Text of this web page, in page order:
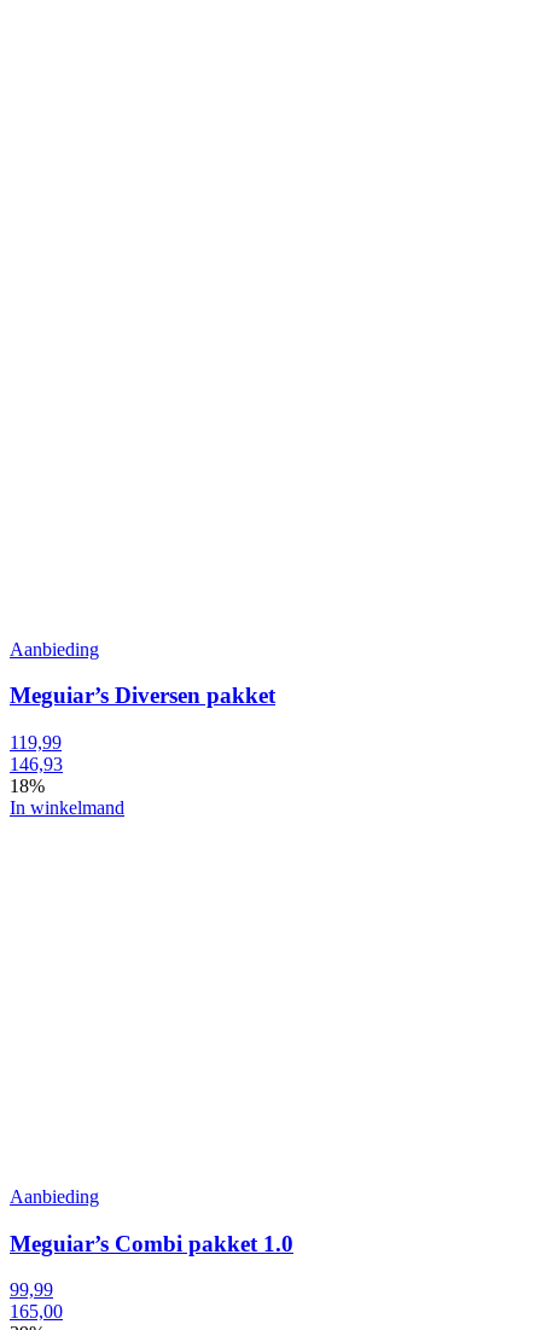
Aanbieding
Meguiar’s Diversen pakket
119,99
146,93
18%
In winkelmand
Aanbieding
Meguiar’s Combi pakket 1.0
99,99
165,00